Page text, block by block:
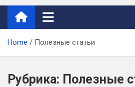
goodway.com.ua
Home Полезные статьи
Рубрика: Полезные